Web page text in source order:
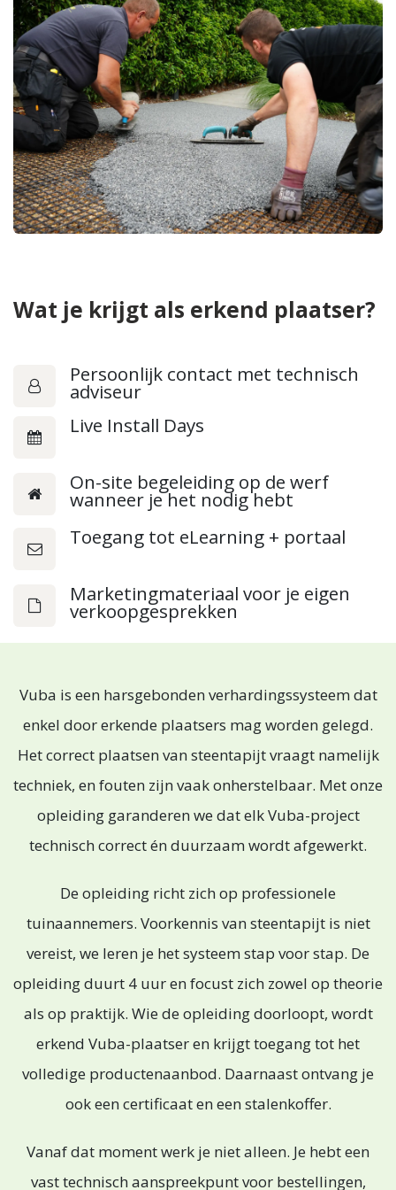
Wat je krijgt als erkend plaatser?
Persoonlijk contact met technisch
adviseur
Live Install Days
On-site begeleiding op de werf
wanneer je het nodig hebt
Toegang tot eLearning + portaal
Marketingmateriaal voor je eigen
verkoopgesprekken
Vuba is een harsgebonden verhardingssysteem dat
enkel door erkende plaatsers mag worden gelegd.
Het correct plaatsen van steentapijt vraagt namelijk
techniek, en fouten zijn vaak onherstelbaar. Met onze
opleiding garanderen we dat elk Vuba-project
technisch correct én duurzaam wordt afgewerkt.
De opleiding richt zich op professionele
tuinaannemers. Voorkennis van steentapijt is niet
vereist, we leren je het systeem stap voor stap. De
opleiding duurt 4 uur en focust zich zowel op theorie
als op praktijk. Wie de opleiding doorloopt, wordt
erkend Vuba-plaatser en krijgt toegang tot het
volledige productenaanbod. Daarnaast ontvang je
ook een certificaat en een stalenkoffer.
Vanaf dat moment werk je niet alleen. Je hebt een
vast technisch aanspreekpunt voor bestellingen,